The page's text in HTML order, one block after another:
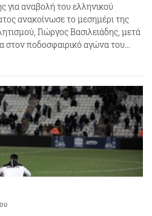
για αναβολή του ελληνικού
ανακοίνωσε το μεσημέρι της
Γιώργος Βασιλειάδης, μετά
στον ποδοσφαιρικό αγώνα του…